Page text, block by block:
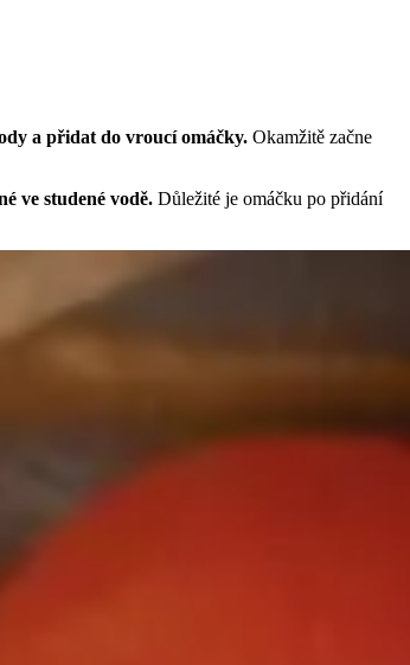
a přidat do vroucí omáčky. Okamžitě začne
ve studené vodě. Důležité je omáčku po přidání